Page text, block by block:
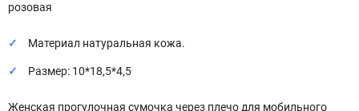
розовая
Материал натуральная кожа.
Размер: 10*18,5*4,5
Женская прогулочная сумочка через плечо для мобильного